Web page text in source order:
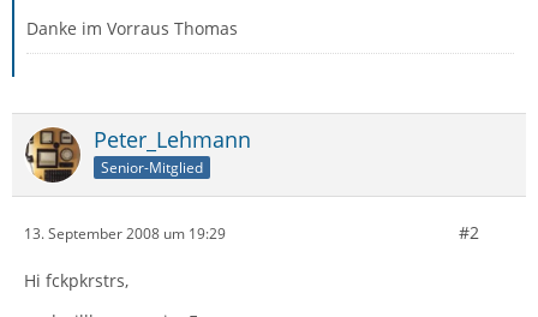
Danke im Vorraus Thomas
Peter_Lehmann
Senior-Mitglied
13. September 2008 um 19:29 #2
Hi fckpkrstrs,